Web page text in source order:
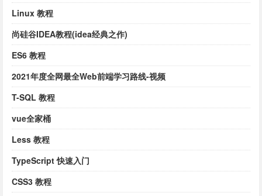
Linux 教程
尚硅谷IDEA教程(idea经典之作)
ES6 教程
2021年度全网最全Web前端学习路线-视频
T-SQL 教程
vue全家桶
Less 教程
TypeScript 快速入门
CSS3 教程